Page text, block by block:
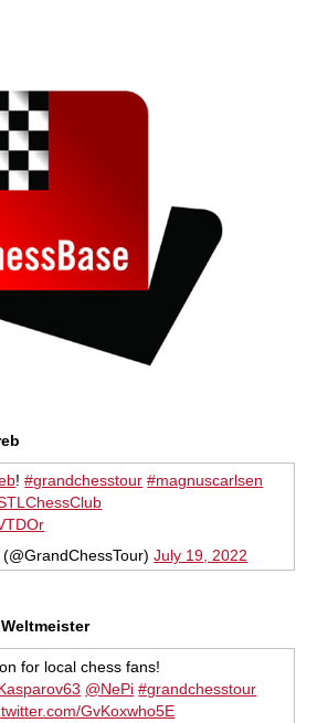
!#grandchesstour #magnuscarlsen
July 19, 2022
for local chess fans!
@NePi #grandchesstour
GvKoxwho5E